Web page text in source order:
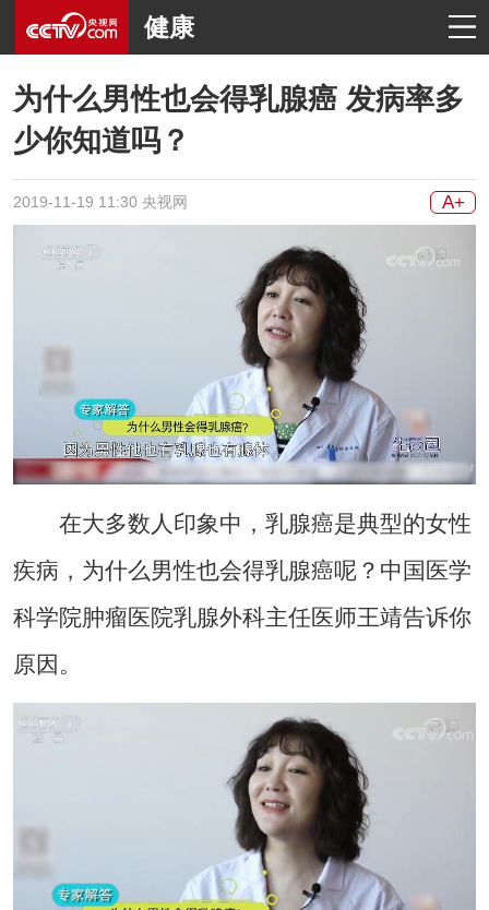
健康
为什么男性也会得乳腺癌 发病率多
少你知道吗？
2019-11-19 11:30 央视网 A+
在大多数人印象中，乳腺癌是典型的女性
疾病，为什么男性也会得乳腺癌呢？中国医学
科学院肿瘤医院乳腺外科主任医师王靖告诉你
原因。